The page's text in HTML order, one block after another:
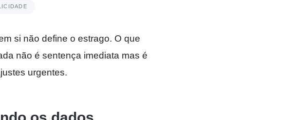
si não define o estrago. O que
não é sentença imediata mas é
urgentes.